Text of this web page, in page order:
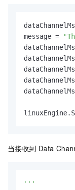
message =
当接收到 Data
'''